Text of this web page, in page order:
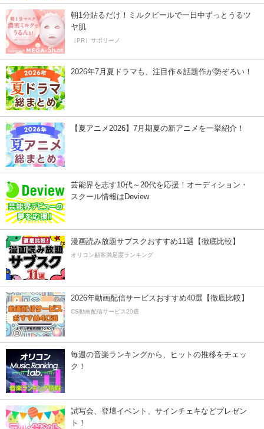
朝1分貼るだけ！ミルクピールで一日中ずっとうるツ
ヤ肌
（PR）サボリーノ
2026年7月夏ドラマも、注目作＆話題作が勢ぞろい！
【夏アニメ2026】7月期夏の新アニメを一挙紹介！
芸能界を志す10代～20代を応援！オーディション・
スクール情報はDeview
漫画読み放題サブスクおすすめ11選【徹底比較】
オリコン顧客満足度ランキング
2026年動画配信サービスおすすめ40選【徹底比較】
CS動画配信サービス20選
毎週の音楽ランキングから、ヒットの推移をチェッ
ク！
試写会、登壇イベント、サインチェキなどプレゼン
ト！